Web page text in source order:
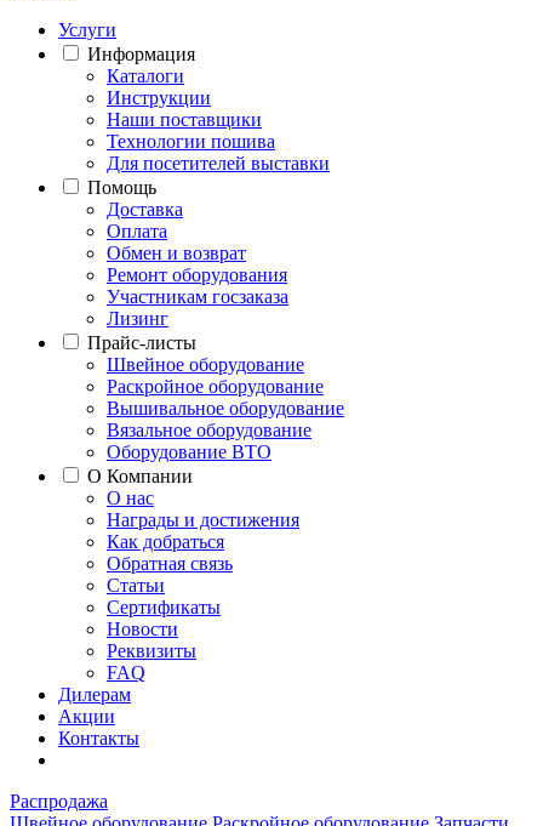
Услуги
Информация
Каталоги
Инструкции
Наши поставщики
Технологии пошива
Для посетителей выставки
Помощь
Доставка
Оплата
Обмен и возврат
Ремонт оборудования
Участникам госзаказа
Лизинг
Прайс-листы
Швейное оборудование
Раскройное оборудование
Вышивальное оборудование
Вязальное оборудование
Оборудование ВТО
О Компании
О нас
Награды и достижения
Как добраться
Обратная связь
Статьи
Сертификаты
Новости
Реквизиты
FAQ
Дилерам
Акции
Контакты
Распродажа